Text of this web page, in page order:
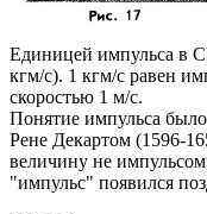
Единицей импульса в
кгм/с). 1 кгм/с равен
скоростью 1 м/с.
Понятие импульса
Рене Декартом (1596-
величину не
"импульс" появился